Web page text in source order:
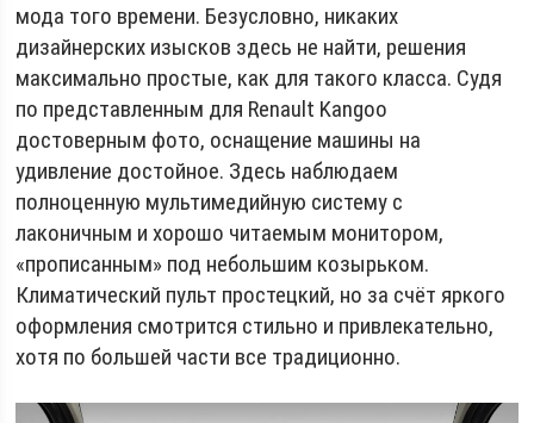
мода того времени. Безусловно, никаких
дизайнерских изысков здесь не найти, решения
максимально простые, как для такого класса. Судя
по представленным для Renault Kangoo
достоверным фото, оснащение машины на
удивление достойное. Здесь наблюдаем
полноценную мультимедийную систему с
лаконичным и хорошо читаемым монитором,
«прописанным» под небольшим козырьком.
Климатический пульт простецкий, но за счёт яркого
оформления смотрится стильно и привлекательно,
хотя по большей части все традиционно.